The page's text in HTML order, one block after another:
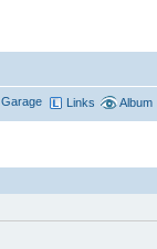
Garage Links Album